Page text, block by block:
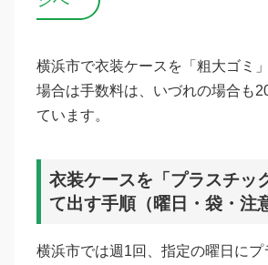
横浜市で衣装ケースを「粗大ゴミ
場合は手数料は、いづれの場合も
ています。
衣装ケースを「プラスチッ
て出す手順（曜日・袋・注
横浜市では週1回、指定の曜日に